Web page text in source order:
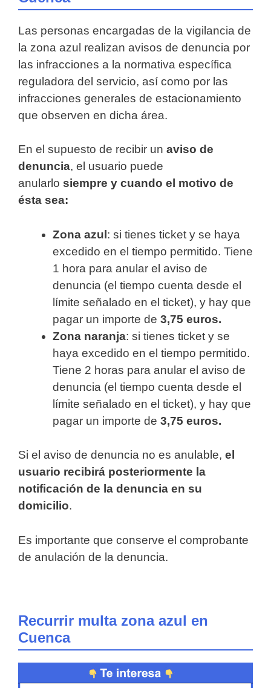
Las personas encargadas de la vigilancia de
la zona azul realizan avisos de denuncia por
las infracciones a la normativa específica
reguladora del servicio, así como por las
infracciones generales de estacionamiento
que observen en dicha área.
En el supuesto de recibir un aviso de
denuncia, el usuario puede
anularlo siempre y cuando el motivo de
ésta sea:
Zona azul: si tienes ticket y se haya
excedido en el tiempo permitido. Tiene
1 hora para anular el aviso de
denuncia (el tiempo cuenta desde el
límite señalado en el ticket), y hay que
pagar un importe de 3,75 euros.
Zona naranja: si tienes ticket y se
haya excedido en el tiempo permitido.
Tiene 2 horas para anular el aviso de
denuncia (el tiempo cuenta desde el
límite señalado en el ticket), y hay que
pagar un importe de 3,75 euros.
Si el aviso de denuncia no es anulable, el
usuario recibirá posteriormente la
notificación de la denuncia en su
domicilio.
Es importante que conserve el comprobante
de anulación de la denuncia.
Recurrir multa zona azul en
Cuenca